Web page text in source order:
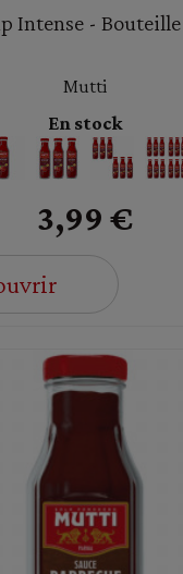
Intense -
Mutti
En stock
3,99 €